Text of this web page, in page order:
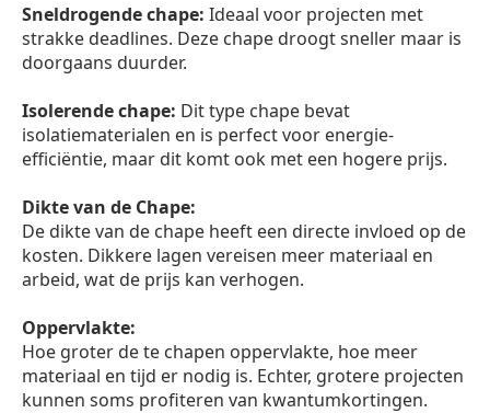
Sneldrogende chape: Ideaal voor projecten met
strakke deadlines. Deze chape droogt sneller maar is
doorgaans duurder.
Isolerende chape: Dit type chape bevat
isolatiematerialen en is perfect voor energie-
efficiëntie, maar dit komt ook met een hogere prijs.
Dikte van de Chape:
De dikte van de chape heeft een directe invloed op de
kosten. Dikkere lagen vereisen meer materiaal en
arbeid, wat de prijs kan verhogen.
Oppervlakte:
Hoe groter de te chapen oppervlakte, hoe meer
materiaal en tijd er nodig is. Echter, grotere projecten
kunnen soms profiteren van kwantumkortingen.